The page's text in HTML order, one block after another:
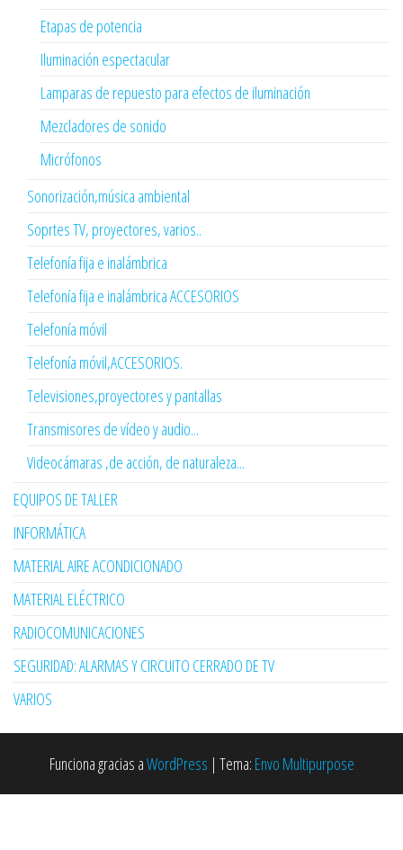
Etapas de potencia
Iluminación espectacular
Lamparas de repuesto para efectos de iluminación
Mezcladores de sonido
Micrófonos
Sonorización,música ambiental
Soprtes TV, proyectores, varios..
Telefonía fija e inalámbrica
Telefonía fija e inalámbrica ACCESORIOS
Telefonía móvil
Telefonía móvil,ACCESORIOS.
Televisiones,proyectores y pantallas
Transmisores de vídeo y audio...
Videocámaras ,de acción, de naturaleza...
EQUIPOS DE TALLER
INFORMÁTICA
MATERIAL AIRE ACONDICIONADO
MATERIAL ELÉCTRICO
RADIOCOMUNICACIONES
SEGURIDAD: ALARMAS Y CIRCUITO CERRADO DE TV
VARIOS
Funciona gracias aWordPress | Tema: Envo Multipurpose